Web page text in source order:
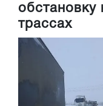
обстановку
трассах